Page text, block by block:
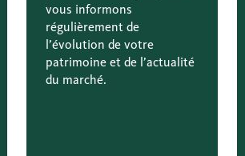
vous informons
régulièrement de
l’évolution de votre
patrimoine et de l’actualité
du marché.